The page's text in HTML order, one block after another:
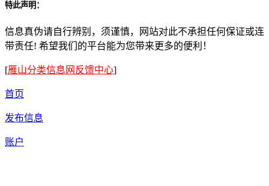
特此声明：
信息真伪请自行辨别，须谨慎，网站对此不承担任何保证或连
带责任! 希望我们的平台能为您带来更多的便利！
[雁山分类信息网反馈中心]
首页
发布信息
账户